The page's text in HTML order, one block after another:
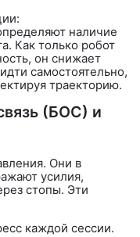
наличие
Как только робот
он снижает
самостоятельно,
траекторию.
(БОС) и
Они в
усилия,
стопы. Эти
каждой сессии.